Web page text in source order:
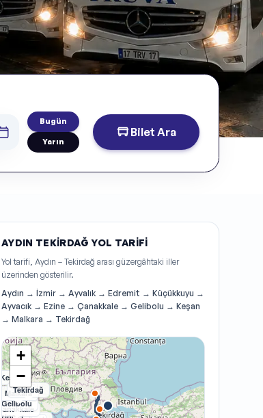
Bugün
Yarın
Bilet Ara
AYDIN TEKIRDAĞ YOL TARIFI
Yol tarifi, Aydın – Tekirdağ arası güzergâhtaki iller
üzerinden gösterilir.
Aydın → İzmir → Ayvalık → Edremit → Küçükkuyu →
Ayvacık → Ezine → Çanakkale → Gelibolu → Keşan
→ Malkara → Tekirdağ
Çanakkale
Gelibolu
Keşan
Malkara
Tekirdağ
+
−